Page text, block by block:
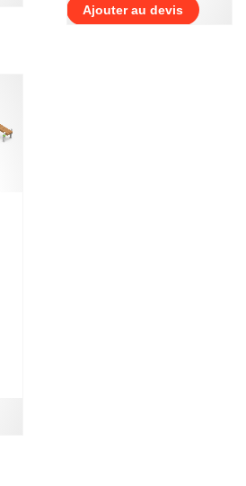
Ajouter au devis